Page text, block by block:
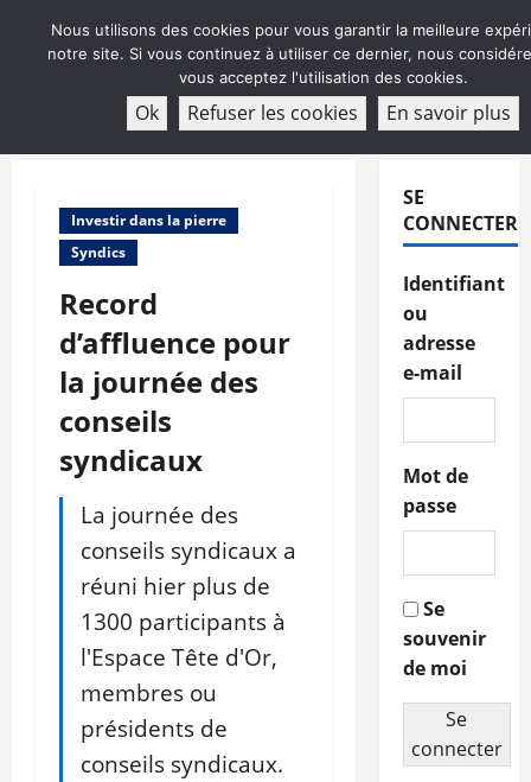
ABONNEMENT
Investir dans la pierre
Syndics
Record
d’affluence pour
la journée des
conseils
syndicaux
La journée des
conseils syndicaux a
réuni hier plus de
1300 participants à
l'Espace Tête d'Or,
membres ou
présidents de
conseils syndicaux.
SE
CONNECTER
Identifiant
ou
adresse
e-mail
Mot de
passe
Se
souvenir
de moi
Se
connecter
Nous utilisons des cookies pour vous garantir la meilleure
notre site. Si vous continuez à utiliser ce dernier, nous
vous acceptez l'utilisation des cookies.
Ok Refuser les cookies En savoir plus